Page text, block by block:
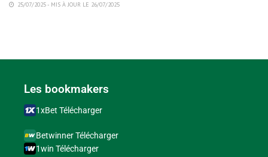
25/07/2025 - MIS À JOUR LE 26/07/2025
Les bookmakers
1xBet Télécharger
Betwinner Télécharger
1win Télécharger